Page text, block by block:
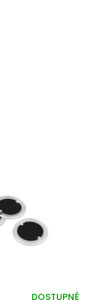
DOSTUPNÉ